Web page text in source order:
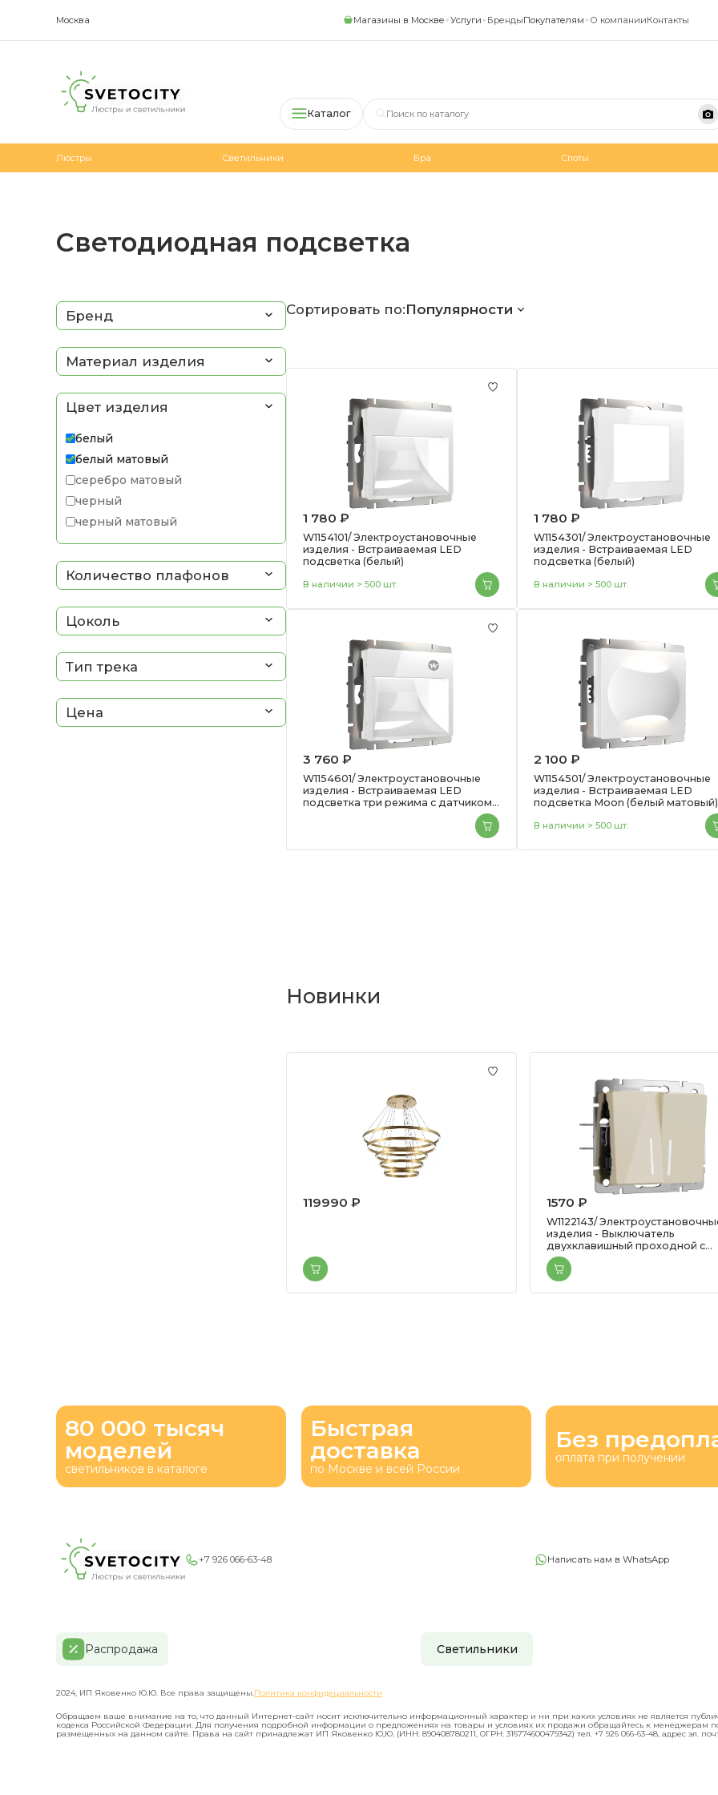
Москва Магазины в Москве Услуги БрендыПокупателям О компанииКонтакты
Каталог
Люстры Светильники Бра Споты
Светодиодная подсветка
Бренд
Материал изделия
Цвет изделия
белый
белый матовый
серебро матовый
черный
черный матовый
шампань
Количество плафонов
Цоколь
Тип трека
Цена
Сортировать по:Популярности
1 780 ₽
W1154101/ Электроустановочные
изделия - Встраиваемая LED
подсветка (белый)
В наличии > 500 шт.
1 780 ₽
W1154301/ Электроустановочные
изделия - Встраиваемая LED
подсветка (белый)
В наличии > 500 шт.
3 760 ₽
W1154601/ Электроустановочные
изделия - Встраиваемая LED
подсветка три режима с датчиком
2 100 ₽
W1154501/ Электроустановочные
изделия - Встраиваемая LED
подсветка Moon (белый матовый)
В наличии > 500 шт.
Новинки
119990 ₽ 1570 ₽
W1122143/
изделия - Выключатель
двухклавишный проходной с
подсветкой (айвори акрил)
80 000 тысяч
моделей
светильников в каталоге
Быстрая
доставка
по Москве и всей России
Без
оплата при получении
+7 926 066-63-48 Написать нам в WhatsApp
Распродажа Светильники
2024, ИП Яковенко Ю.Ю. Все права защищены.Политика конфидециальности
Обращаем ваше внимание на то, что данный Интернет-сайт носит исключительно информационный характер и ни при каких условиях не является
кодекса Российской Федерации. Для получения подробной информации о предложениях на товары и условиях их продажи обращайтесь к менеджерам
размещенных на данном сайте. Права на сайт принадлежат ИП Яковенко Ю,Ю. (ИНН: 890408780211, ОГРН: 316774600479342) тел. +7 926 066-63-48, адрес эл.